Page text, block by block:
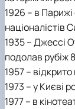
1926 – в
націоналістів
1935 – Джессі
подолав рубіж
1957 –
1973 – у Києві
1977 – в